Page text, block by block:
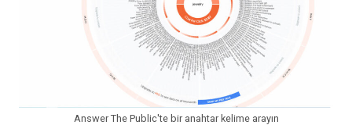
Answer The Public'te bir anahtar kelime arayın